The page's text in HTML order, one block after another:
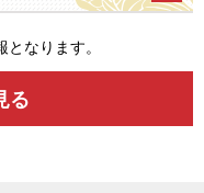
なります。
る